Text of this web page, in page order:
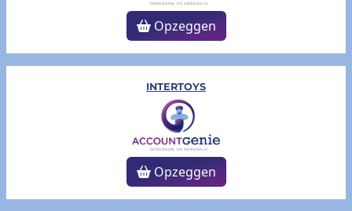
Opzeggen
INTERTOYS
Opzeggen